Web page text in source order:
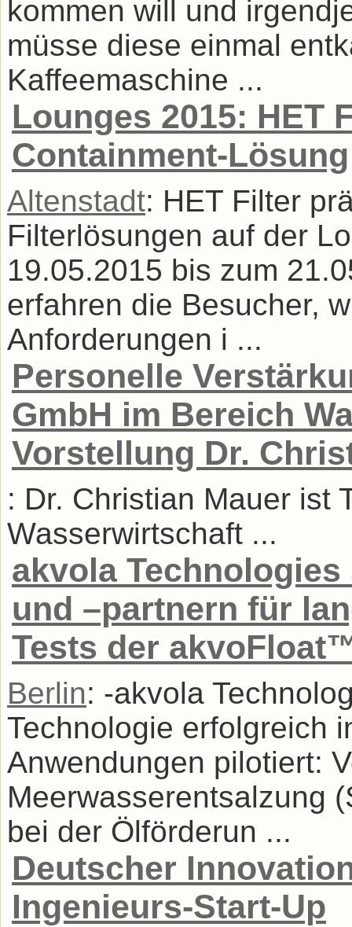
kommen will und
müsse diese einmal
Kaffeemaschine ...
Lounges 2015: HET
Containment-Lösung
Altenstadt: HET Filter
Filterlösungen auf der
19.05.2015 bis zum
erfahren die Besucher,
Anforderungen i ...
Personelle
GmbH im Bereich
Vorstellung Dr.
: Dr. Christian Mauer ist
Wasserwirtschaft ...
akvola
und –partnern für
Tests der
Berlin: -akvola
Technologie erfolgreich
Anwendungen pilotiert:
Meerwasserentsalzung
bei der Ölförderun ...
Deutscher
Ingenieurs-Start-Up